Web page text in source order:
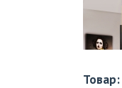
Товар: